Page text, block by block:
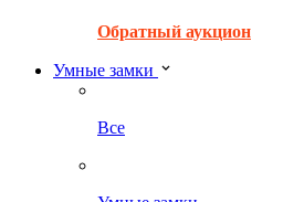
Обратный аукцион
Умные замки
Все